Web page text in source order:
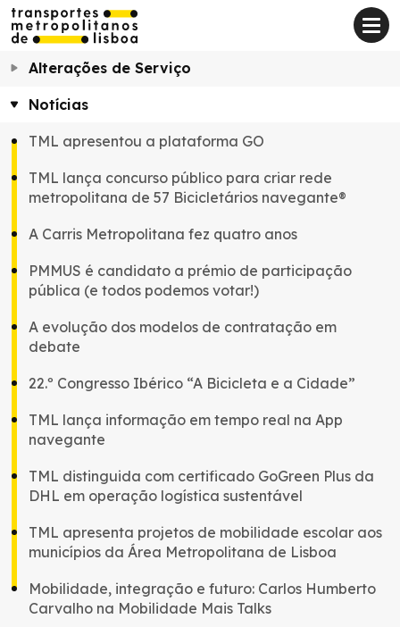
Alterações de Serviço
Notícias
TML apresentou a plataforma GO
TML lança concurso público para criar rede
metropolitana de 57 Bicicletários navegante®
A Carris Metropolitana fez quatro anos
PMMUS é candidato a prémio de participação
pública (e todos podemos votar!)
A evolução dos modelos de contratação em
debate
22.º Congresso Ibérico “A Bicicleta e a Cidade”
TML lança informação em tempo real na App
navegante
TML distinguida com certificado GoGreen Plus da
DHL em operação logística sustentável
TML apresenta projetos de mobilidade escolar aos
municípios da Área Metropolitana de Lisboa
Mobilidade, integração e futuro: Carlos Humberto
Carvalho na Mobilidade Mais Talks